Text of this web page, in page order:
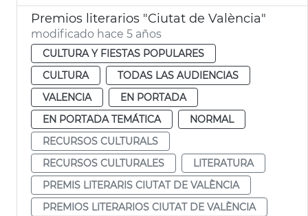
Premios literarios "Ciutat de València"
modificado hace 5 años
CULTURA Y FIESTAS POPULARES
CULTURA
TODAS LAS AUDIENCIAS
VALENCIA
EN PORTADA
EN PORTADA TEMÁTICA
NORMAL
RECURSOS CULTURALS
RECURSOS CULTURALES
LITERATURA
PREMIS LITERARIS CIUTAT DE VALÈNCIA
PREMIOS LITERARIOS CIUTAT DE VALÈNCIA